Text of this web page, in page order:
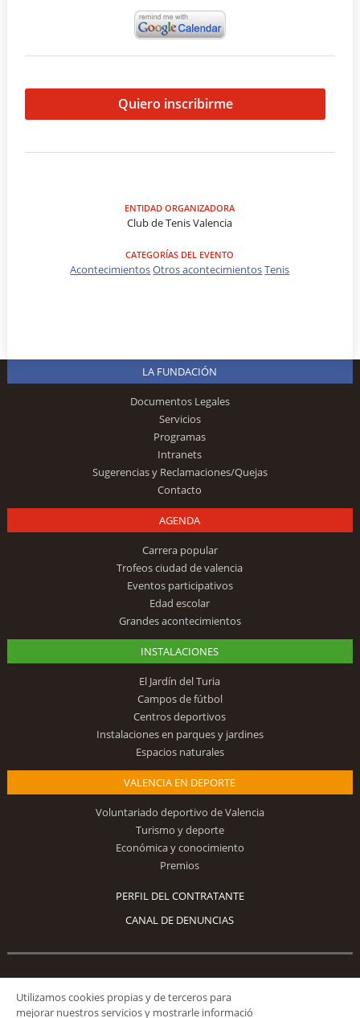
Quiero inscribirme
ENTIDAD ORGANIZADORA
Club de Tenis Valencia
CATEGORÍAS DEL EVENTO
AcontecimientosOtros acontecimientosTenis
LA FUNDACIÓN
Documentos Legales
Servicios
Programas
Intranets
Sugerencias y Reclamaciones/Quejas
Contacto
AGENDA
Carrera popular
Trofeos ciudad de valencia
Eventos participativos
Edad escolar
Grandes acontecimientos
INSTALACIONES
El Jardín del Turia
Campos de fútbol
Centros deportivos
Instalaciones en parques y jardines
Espacios naturales
VALENCIA EN DEPORTE
Voluntariado deportivo de Valencia
Turismo y deporte
Económica y conocimiento
Premios
PERFIL DEL CONTRATANTE
CANAL DE DENUNCIAS
Síguenos
Utilizamos cookies propias y de terceros para
mejorar nuestros servicios y mostrarle informació